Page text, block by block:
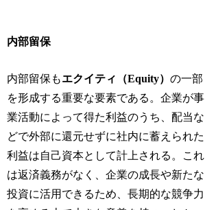
内部留保
内部留保もエクイティ（Equity）の一部
を形成する重要な要素である。企業が事
業活動によって得た利益のうち、配当な
どで外部に還元せずに社内に蓄えられた
利益は自己資本として計上される。これ
は返済義務がなく、企業の成長や新たな
投資に活用できるため、長期的な競争力